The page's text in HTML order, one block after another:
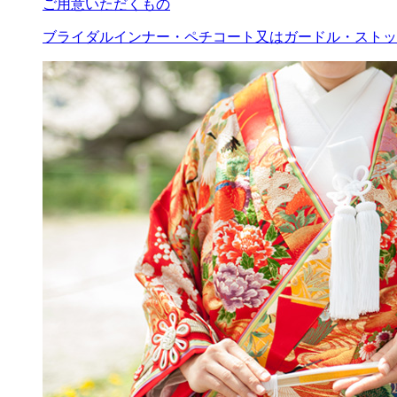
ご用意いただくもの
ブライダルインナー・ペチコート又はガードル・スト